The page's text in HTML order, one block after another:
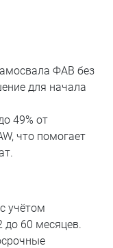
ФАВ без
для начала
49% от
что помогает
учётом
до 60 месяцев.